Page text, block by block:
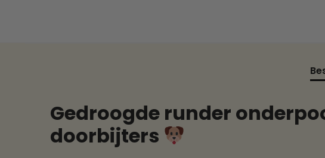
Gedroogde runder
doorbijters